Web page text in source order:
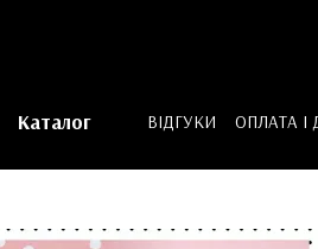
Каталог ВІДГУКИ ОПЛАТА І